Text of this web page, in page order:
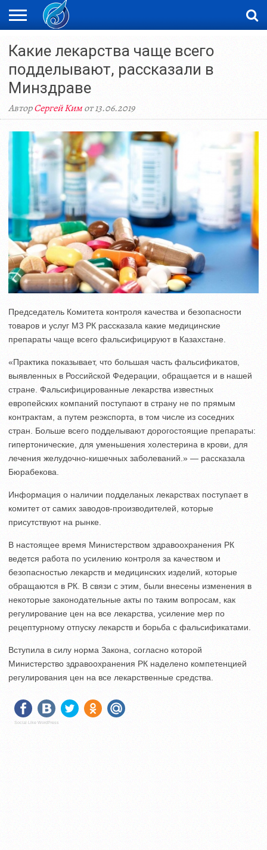
НОВОСТИ
ВИДЕО
ФОТОРЕПОРТАЖИ
ОРКЕН
Какие лекарства чаще всего
подделывают, рассказали в
Минздраве
АвторСергей Кимот 13.06.2019
Председатель Комитета контроля качества и безопасности
товаров и услуг МЗ РК рассказала какие медицинские
препараты чаще всего фальсифицируют в Казахстане.
«Практика показывает, что большая часть фальсификатов,
выявленных в Российской Федерации, обращается и в нашей
стране. Фальсифицированные лекарства известных
европейских компаний поступают в страну не по прямым
контрактам, а путем реэкспорта, в том числе из соседних
стран. Больше всего подделывают дорогостоящие препараты:
гипертонические, для уменьшения холестерина в крови, для
лечения желудочно-кишечных заболеваний.» — рассказала
Бюрабекова.
Информация о наличии подделаных лекарствах поступает в
комитет от самих заводов-производителей, которые
присутствуют на рынке.
В настоящее время Министерством здравоохранения РК
ведется работа по усилению контроля за качеством и
безопасностью лекарств и медицинских изделий, которые
обращаются в РК. В связи с этим, были внесены изменения в
некоторые законодательные акты по таким вопросам, как
регулирование цен на все лекарства, усиление мер по
рецептурному отпуску лекарств и борьба с фальсификатами.
Вступила в силу норма Закона, согласно которой
Министерство здравоохранения РК наделено компетенцией
регулирования цен на все лекарственные средства.
Social Like WordPress